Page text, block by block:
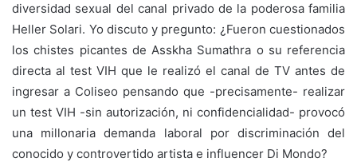
diversidad sexual del canal privado de la poderosa familia
Heller Solari. Yo discuto y pregunto: ¿Fueron cuestionados
los chistes picantes de Asskha Sumathra o su referencia
directa al test VIH que le realizó el canal de TV antes de
ingresar a Coliseo pensando que -precisamente- realizar
un test VIH -sin autorización, ni confidencialidad- provocó
una millonaria demanda laboral por discriminación del
conocido y controvertido artista e influencer Di Mondo?